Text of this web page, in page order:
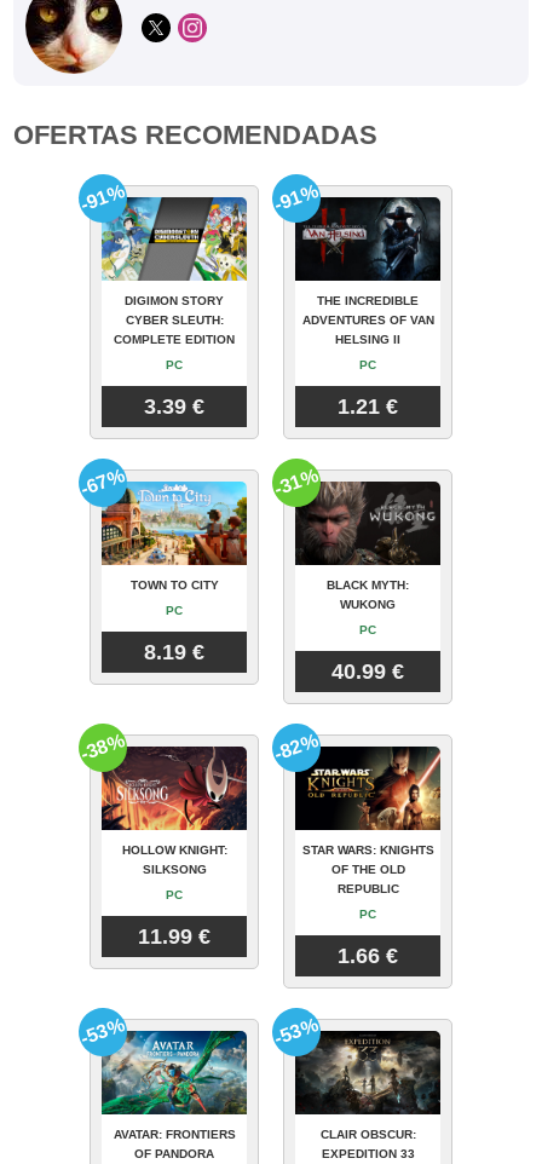
OFERTAS RECOMENDADAS
DIGIMON STORY
CYBER SLEUTH:
COMPLETE EDITION
PC
3.39 €
-91%
THE INCREDIBLE
ADVENTURES OF VAN
HELSING II
PC
1.21 €
-91%
TOWN TO CITY
PC
8.19 €
-67%
BLACK MYTH:
WUKONG
PC
40.99 €
-31%
HOLLOW KNIGHT:
SILKSONG
PC
11.99 €
-38%
STAR WARS: KNIGHTS
OF THE OLD
REPUBLIC
PC
1.66 €
-82%
AVATAR: FRONTIERS
OF PANDORA
-53%
CLAIR OBSCUR:
EXPEDITION 33
-53%